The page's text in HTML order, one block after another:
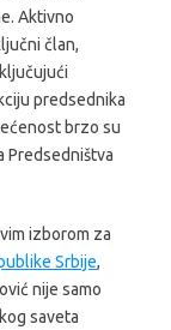
Aktivno
član,
predsednika
brzo su
Predsedništva
izborom za
Srbije,
nije samo
saveta